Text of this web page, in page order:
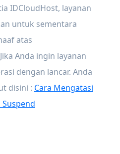
IDCloudHost, layanan
untuk sementara
atas
Anda ingin layanan
dengan lancar. Anda
disini : Cara Mengatasi